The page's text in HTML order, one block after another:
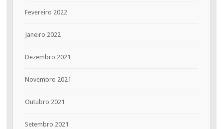
Fevereiro 2022
Janeiro 2022
Dezembro 2021
Novembro 2021
Outubro 2021
Setembro 2021